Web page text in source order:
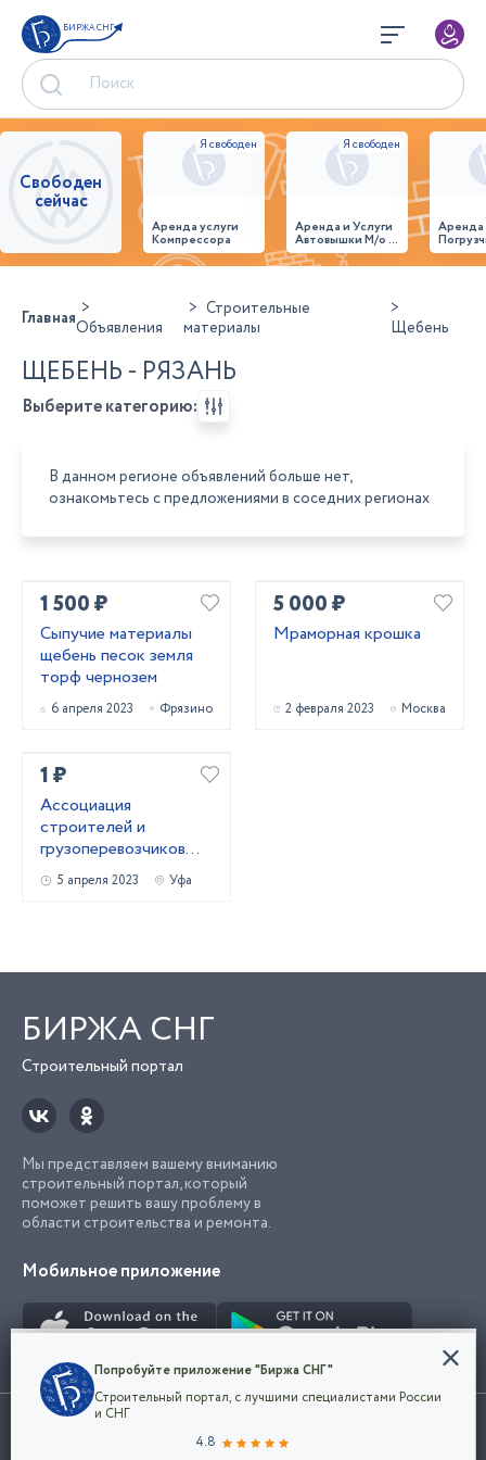
БИРЖА СНГ
Свободен
сейчас
Аренда услуги
Компрессора
Аренда и Услуги
Автовышки М/о г.
Домодедово
26,28,32 место
ГлавнаяОбъявления
Строительные
материалы
Щебень
ЩЕБЕНЬ - РЯЗАНЬ
Выберите категорию:
В данном регионе объявлений больше нет,
ознакомьтесь с предложениями в соседних регионах
1 500 ₽
Сыпучие материалы
щебень песок земля
торф чернозем
6 апреля 2023 Фрязино
5 000 ₽
Мраморная крошка
2 февраля 2023 Москва
1 ₽
Ассоциация
строителей и
грузоперевозчиков
предлагает
5 апреля 2023 Уфа
БИРЖА СНГ
Строительный портал
Мы представляем вашему вниманию
строительный портал, который
поможет решить вашу проблему в
области строительства и ремонта.
Мобильное приложение
Использование сайта, в том числе подача объявлений, означает
марки представленные на сайте являются собственностью их
Конфиденциальность
Мы используем файлы cookie, чтобы сделать
наш сайт удобным для каждого
Попробуйте приложение "Биржа СНГ"
Строительный портал, с лучшими специалистами России
и СНГ
4.8